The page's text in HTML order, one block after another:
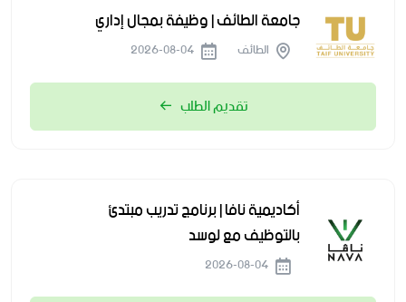
جامعة الطائف | وظيفة بمجال إداري
الطائف
تقديم الطلب
أكاديمية نافا | برنامج تدريب مبتدئ
بالتوظيف مع لوسد